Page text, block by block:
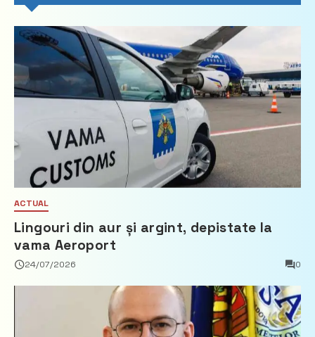
ACTUAL
Lingouri din aur și argint, depistate la
vama Aeroport
24/07/2026 0